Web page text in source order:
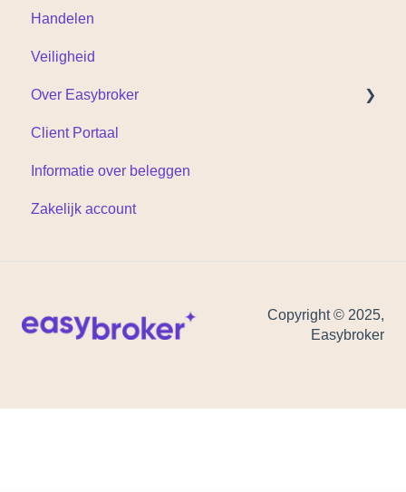
Handelen
Veiligheid
Over Easybroker
Documenten
Client Portaal
Informatie over beleggen
Zakelijk account
Copyright © 2025,
Easybroker